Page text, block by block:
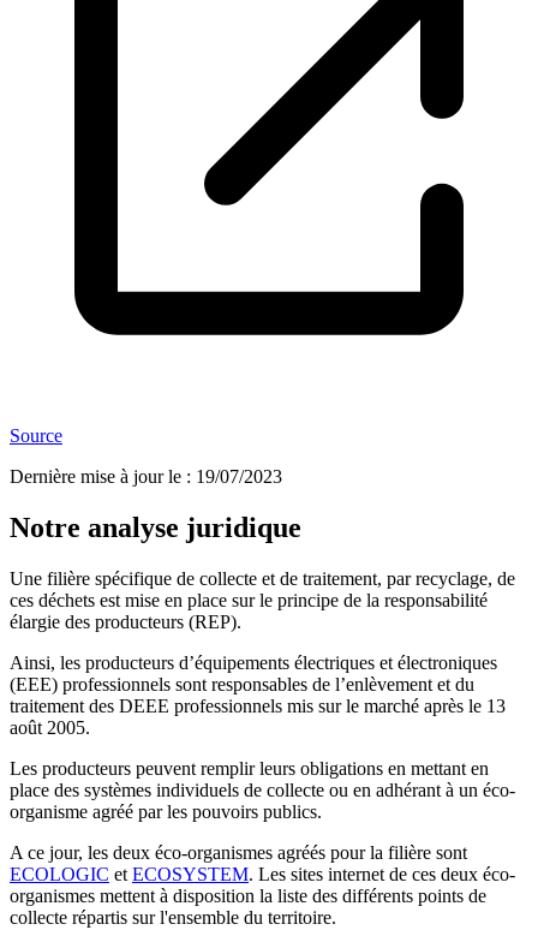
Source
Dernière mise à jour le : 19/07/2023
Notre analyse juridique
Une filière spécifique de collecte et de traitement, par recyclage, de
ces déchets est mise en place sur le principe de la responsabilité
élargie des producteurs (REP).
Ainsi, les producteurs d’équipements électriques et électroniques
(EEE) professionnels sont responsables de l’enlèvement et du
traitement des DEEE professionnels mis sur le marché après le 13
août 2005.
Les producteurs peuvent remplir leurs obligations en mettant en
place des systèmes individuels de collecte ou en adhérant à un éco-
organisme agréé par les pouvoirs publics.
A ce jour, les deux éco-organismes agréés pour la filière sont
ECOLOGIC et ECOSYSTEM. Les sites internet de ces deux éco-
organismes mettent à disposition la liste des différents points de
collecte répartis sur l'ensemble du territoire.